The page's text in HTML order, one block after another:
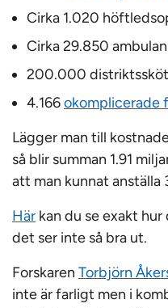
Cirka 1.020
Cirka 29.850
200.000
4.166okomplicerade
Lägger man till
så blir summan 1.91
att man kunnat anställa
Här kan du se exakt
det ser inte så bra ut.
Forskaren Torbjörn
inte är farligt men i